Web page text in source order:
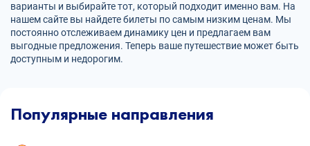
варианты и выбирайте тот, который подходит именно вам. На
нашем сайте вы найдете билеты по самым низким ценам. Мы
постоянно отслеживаем динамику цен и предлагаем вам
выгодные предложения. Теперь ваше путешествие может быть
доступным и недорогим.
Популярные направления